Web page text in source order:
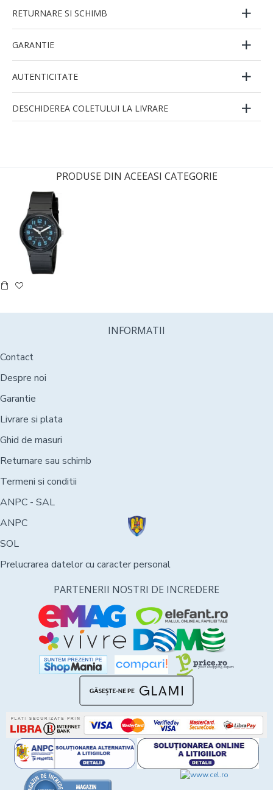
RETURNARE SI SCHIMB
GARANTIE
AUTENTICITATE
DESCHIDEREA COLETULUI LA LIVRARE
PRODUSE DIN ACEEASI CATEGORIE
INFORMATII
Contact
Despre noi
Garantie
Livrare si plata
Ghid de masuri
Returnare sau schimb
Termeni si conditii
ANPC - SAL
ANPC
SOL
Prelucrarea datelor cu caracter personal
PARTENERII NOSTRI DE INCREDERE